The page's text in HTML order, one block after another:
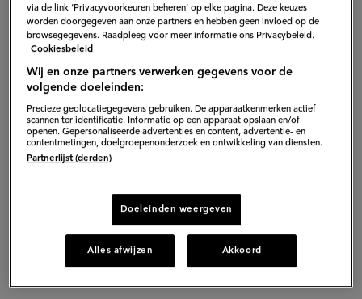
water te staan. Duizenden mensen en dieren kwamen
om het leven.
via de link ‘Privacyvoorkeuren beheren’ op elke pagina. Deze keuzes
worden doorgegeven aan onze partners en hebben geen invloed op de
browsegegevens. Raadpleeg voor meer informatie ons Privacybeleid.
Cookiesbeleid
Wij en onze partners verwerken gegevens voor de
volgende doeleinden:
Precieze geolocatiegegevens gebruiken. De apparaatkenmerken actief
scannen ter identificatie. Informatie op een apparaat opslaan en/of
openen. Gepersonaliseerde advertenties en content, advertentie- en
contentmetingen, doelgroepenonderzoek en ontwikkeling van diensten.
Partnerlijst (derden)
Doeleinden weergeven
Alles afwijzen Akkoord